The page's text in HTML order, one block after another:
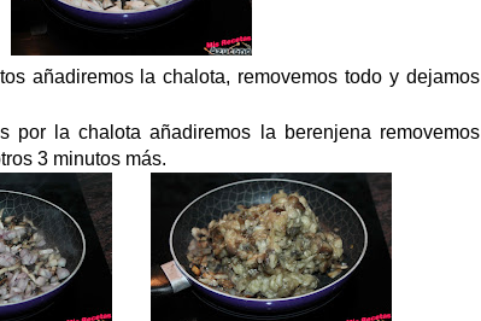
añadiremos la chalota, removemos todo y dejamos
por la chalota añadiremos la berenjena removemos
3 minutos más.